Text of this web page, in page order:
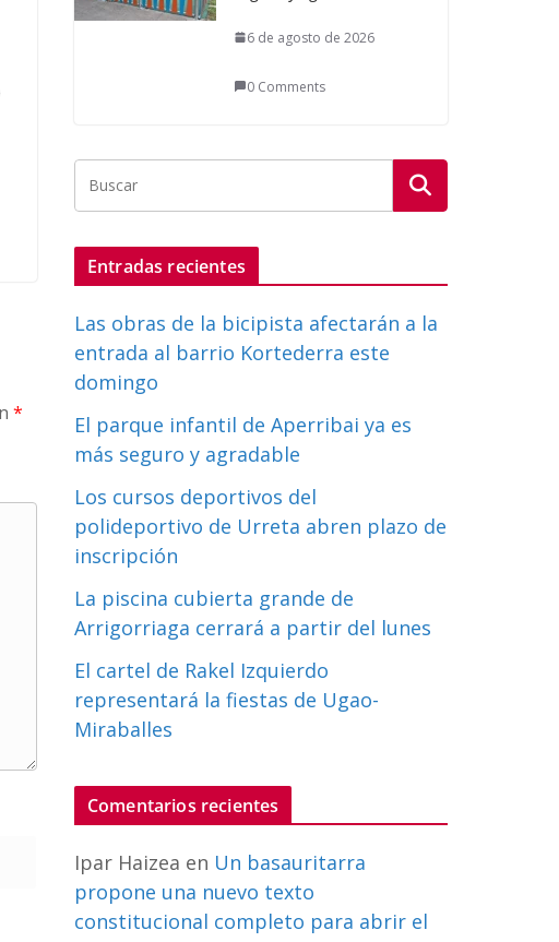
*
6 de agosto de 2026
0 Comments
Entradas recientes
Las obras de la bicipista afectarán a la
entrada al barrio Kortederra este
domingo
El parque infantil de Aperribai ya es
más seguro y agradable
Los cursos deportivos del
polideportivo de Urreta abren plazo de
inscripción
La piscina cubierta grande de
Arrigorriaga cerrará a partir del lunes
El cartel de Rakel Izquierdo
representará la fiestas de Ugao-
Miraballes
Comentarios recientes
Ipar Haizea en Un basauritarra
propone una nuevo texto
constitucional completo para abrir el